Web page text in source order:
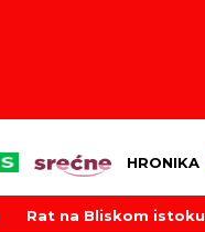
HRONIKA
Rat na Bliskom istoku